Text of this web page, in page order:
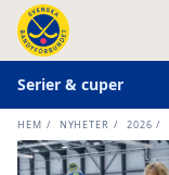
Serier & cuper
HEM / NYHETER / 2026 /